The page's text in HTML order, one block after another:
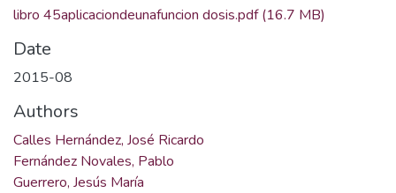
libro 45aplicaciondeunafuncion dosis.pdf(16.7 MB)
Date
2015-08
Authors
Calles Hernández, José Ricardo
Fernández Novales, Pablo
Guerrero, Jesús María